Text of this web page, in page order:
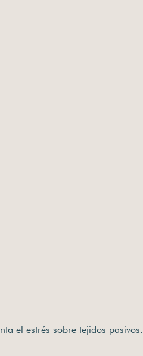
el estrés sobre tejidos pasivos.